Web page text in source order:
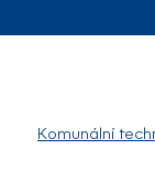
Komunální